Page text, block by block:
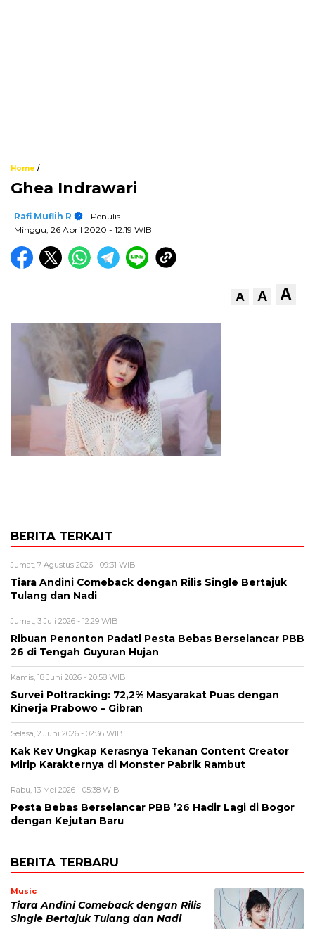
Home /
Ghea Indrawari
Rafi Muflih R
- Penulis
Minggu, 26 April 2020 - 12:19 WIB
A A A
BERITA TERKAIT
Jumat, 7 Agustus 2026 - 09:31 WIB
Tiara Andini Comeback dengan Rilis Single Bertajuk
Tulang dan Nadi
Jumat, 3 Juli 2026 - 12:29 WIB
Ribuan Penonton Padati Pesta Bebas Berselancar PBB
26 di Tengah Guyuran Hujan
Kamis, 18 Juni 2026 - 20:58 WIB
Survei Poltracking: 72,2% Masyarakat Puas dengan
Kinerja Prabowo – Gibran
Selasa, 2 Juni 2026 - 02:36 WIB
Kak Kev Ungkap Kerasnya Tekanan Content Creator
Mirip Karakternya di Monster Pabrik Rambut
Rabu, 13 Mei 2026 - 05:38 WIB
Pesta Bebas Berselancar PBB ’26 Hadir Lagi di Bogor
dengan Kejutan Baru
BERITA TERBARU
Music
Tiara Andini Comeback dengan Rilis
Single Bertajuk Tulang dan Nadi